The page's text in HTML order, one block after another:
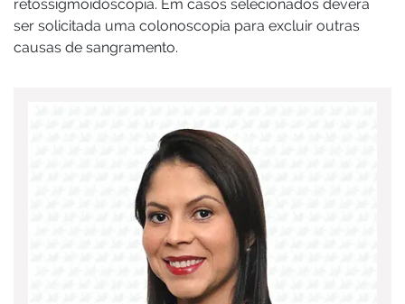
retossigmoidoscopia. Em casos selecionados deverá
ser solicitada uma colonoscopia para excluir outras
causas de sangramento.